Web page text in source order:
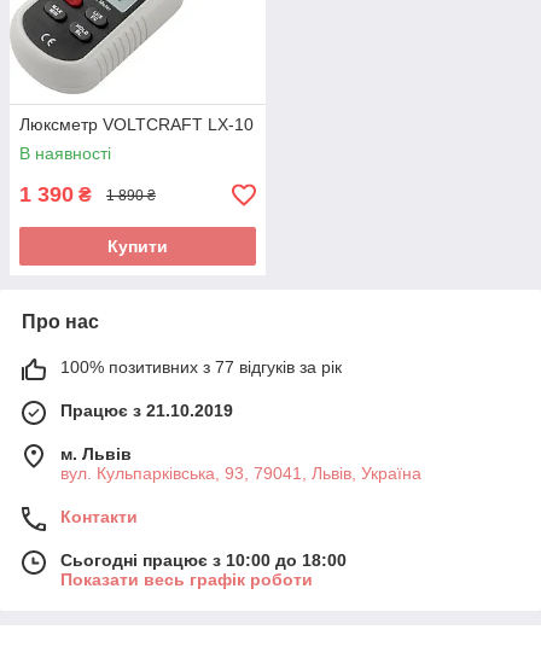
Люксметр VOLTCRAFT LX-10
В наявності
1 390 ₴ 1 890 ₴
Купити
Про нас
100% позитивних з 77 відгуків за рік
Працює з 21.10.2019
м. Львів
вул. Кульпарківська, 93, 79041, Львів, Україна
Контакти
Сьогодні працює з 10:00 до 18:00
Показати весь графік роботи